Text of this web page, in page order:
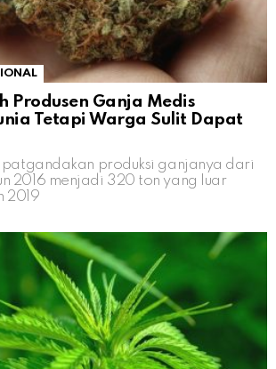
Produsen Ganja Medis
Tetapi Warga Sulit Dapat
produksi ganjanya dari
2016 menjadi 320 ton yang luar
2019